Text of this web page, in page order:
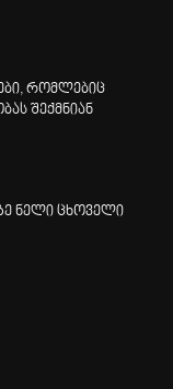
რომლებიც
შექმნიან
ნელი ცხოველი